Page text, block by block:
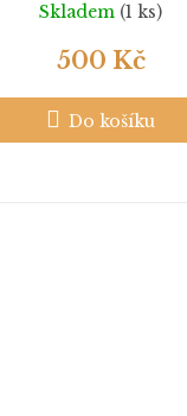
Skladem (1 ks)
500 Kč
Do košíku